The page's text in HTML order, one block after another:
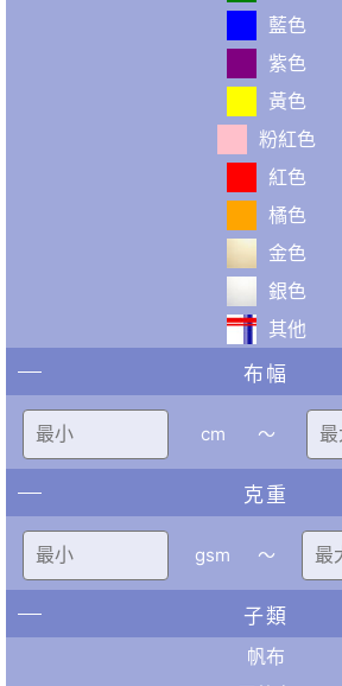
藍色
紫色
黃色
粉紅色
紅色
橘色
金色
銀色
其他
布幅
cm 〜
克重
gsm 〜
子類
帆布